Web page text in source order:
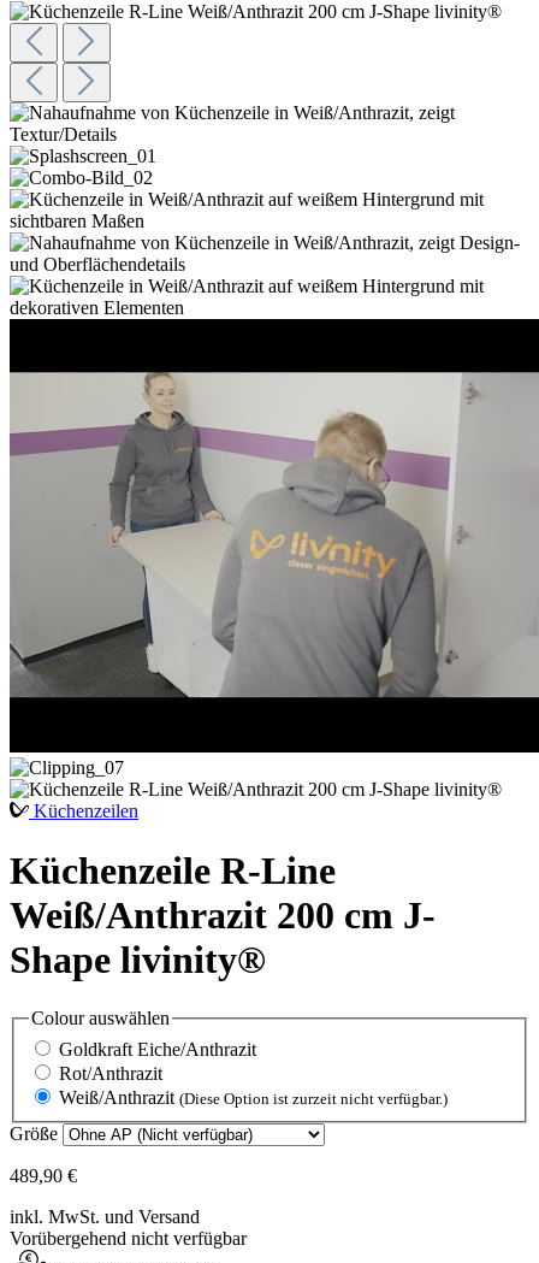
Küchenzeilen
Küchenzeile R-Line
Weiß/Anthrazit 200 cm J-
Shape livinity®
Colourauswählen
Goldkraft Eiche/Anthrazit
Rot/Anthrazit
Weiß/Anthrazit (Diese Option ist zurzeit nicht verfügbar.)
Größe
489,90 €
inkl. MwSt. und Versand
Vorübergehend nicht verfügbar